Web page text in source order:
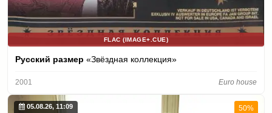
FLAC (IMAGE+.CUE)
Русский размер «Звёздная коллекция»
2001 Euro house
05.08.26, 11:09 50%